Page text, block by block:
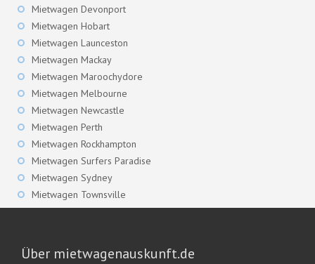
Mietwagen Devonport
Mietwagen Hobart
Mietwagen Launceston
Mietwagen Mackay
Mietwagen Maroochydore
Mietwagen Melbourne
Mietwagen Newcastle
Mietwagen Perth
Mietwagen Rockhampton
Mietwagen Surfers Paradise
Mietwagen Sydney
Mietwagen Townsville
Über mietwagenauskunft.de